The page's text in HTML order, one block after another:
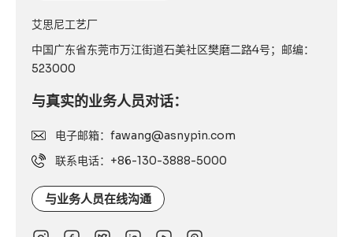
艾思尼工艺厂
中国广东省东莞市万江街道石美社区樊磨二路4号；邮编：
523000
与真实的业务人员对话：
电子邮箱：fawang@asnypin.com
联系电话：+86-130-3888-5000
与业务人员在线沟通